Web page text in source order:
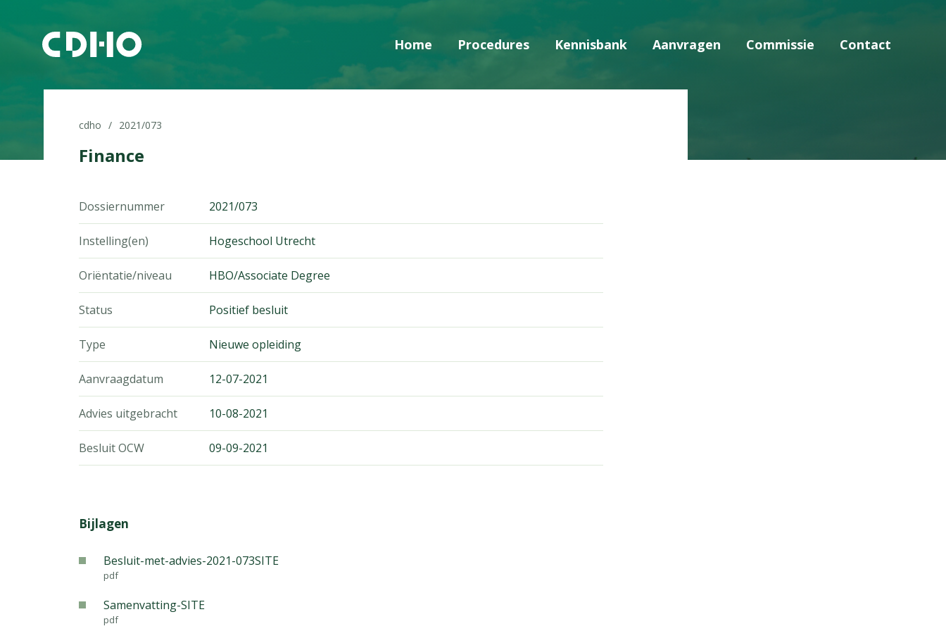
Home Procedures Kennisbank Aanvragen Commissie Contact
cdho 2021/073
Finance
Dossiernummer 2021/073
Instelling(en) Hogeschool Utrecht
Oriëntatie/niveau HBO/Associate Degree
Status Positief besluit
Type Nieuwe opleiding
Aanvraagdatum 12-07-2021
Advies uitgebracht 10-08-2021
Besluit OCW 09-09-2021
Bijlagen
Besluit-met-advies-2021-073SITE
pdf
Samenvatting-SITE
pdf